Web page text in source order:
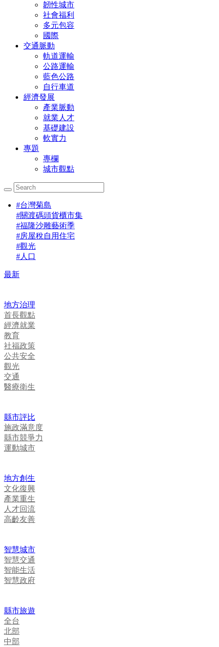
韌性城市
社會福利
多元包容
國際
交通脈動
軌道運輸
公路運輸
藍色公路
自行車道
經濟發展
產業脈動
就業人才
基礎建設
軟實力
專題
專欄
城市觀點
#台灣菊島
#關渡碼頭貨櫃市集
#福隆沙雕藝術季
#房屋稅自用住宅
#觀光
#人口
最新
地方治理
首長觀點
經濟就業
教育
社福政策
公共安全
觀光
交通
醫療衛生
縣市評比
施政滿意度
縣市競爭力
運動城市
地方創生
文化復興
產業重生
人才回流
高齡友善
智慧城市
智慧交通
智能生活
智慧政府
縣市旅遊
全台
北部
中部